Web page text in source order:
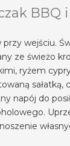
BBQ
przy wejściu.
ze świeżo
ryżem
sałatką,
napój do